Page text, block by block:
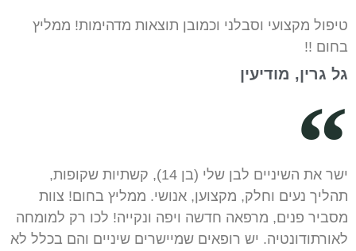
טיפול מקצועי וסבלני וכמובן תוצאות מדהימות! ממליץ
בחום !!
גל גרין, מודיעין
ישר את השיניים לבן שלי (בן 14), קשתיות שקופות,
תהליך נעים וחלק, מקצוען, אנושי. ממליץ בחום! צוות
מסביר פנים, מרפאה חדשה ויפה ונקייה! לכו רק למומחה
לאורתודונטיה. יש רופאים שמיישרים שיניים והם בכלל לא